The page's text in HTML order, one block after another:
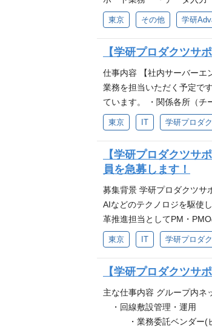
業務(封入、宛名書き、郵
件 ・事務経験がある方 ・
く キャリアを継続できま
夕方は早めにお迎えに行き
株式会社 学研Advanceは
などの 福祉施設に関する
施設など社会福祉事業の
認証を受けた評価機関が、
（東京都、神奈川県、埼
護者アンケート）事業 主
東京 その他 学研
【学研プロダクツサ
仕事内容 【社内サーバーエ
業務を担当いただく予定で
ています。 ・関係各所（チ
障害対応（障害解消までの
問い合わせ対応（調査・回
eDirectory、ファイルサー
識を保有していること（
レADとEntra IDとの連携構
ンで作業レベルまで自分で
応できる方 ・緊急対応が発
東京 IT 学研プロダ
【学研プロダクツサ
員を急募します！
募集背景 学研プロダクツサ
AIなどのテクノロジを駆使
革推進担当としてPM・
バックオフィス業務をシェ
め、事業会社と協働での各
は、基幹システムリプレイ
設計、ナレッジ整備、FAQ/
など） ・業務改善の実行
署、現場・管理部門・IT部
東京 IT 学研プロダ
【学研プロダクツ
主な仕事内容 グループ
・回線敷設管理・運用
・業務委託ベンダー(ビ